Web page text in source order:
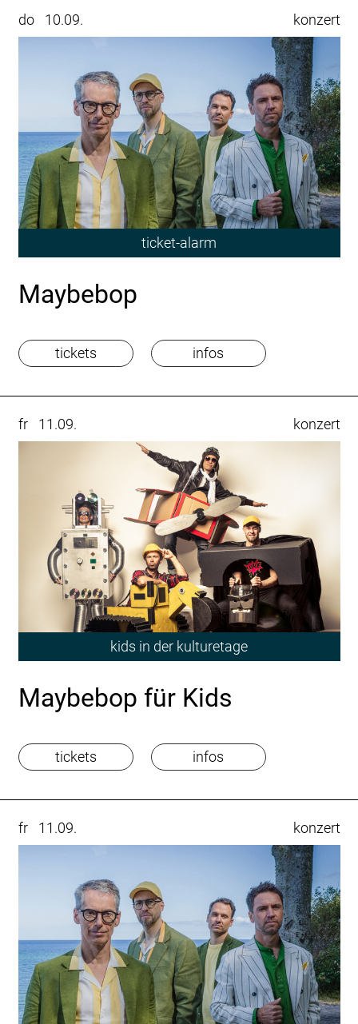
do 10.09. konzert
ticket-alarm
Maybebop
tickets infos
fr 11.09. konzert
kids in der kulturetage
Maybebop für Kids
tickets infos
fr 11.09. konzert